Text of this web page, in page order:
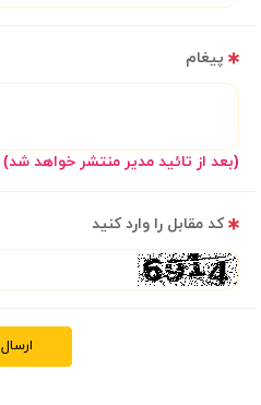
پیغام
(بعد از تائید مدیر منتشر خواهد شد)
کد مقابل را وارد کنید
ارسال